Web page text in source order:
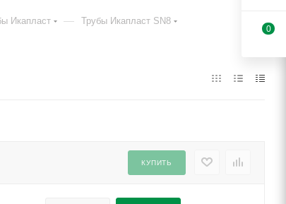
Икапласт — Трубы Икапласт SN8
КУПИТЬ
0